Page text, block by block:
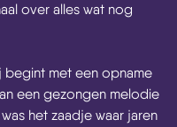
over alles wat nog
begint met een opname
een gezongen melodie
het zaadje waar jaren